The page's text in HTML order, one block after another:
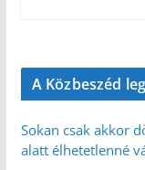
A Közbeszéd
Sokan csak akkor
alatt élhetetlenné